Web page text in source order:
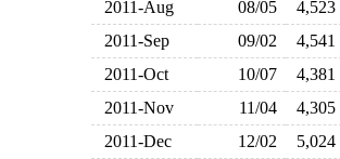
2011-Aug
08/05 4,523
2011-Sep
09/02 4,541
2011-Oct
10/07 4,381
2011-Nov
11/04 4,305
2011-Dec
12/02 5,024